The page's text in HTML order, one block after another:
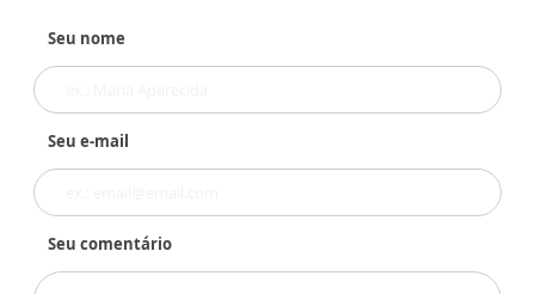
Seu nome
Seu e-mail
Seu comentário